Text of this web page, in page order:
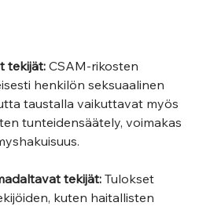
tekijät: CSAM-rikosten
henkilön seksuaalinen
taustalla vaikuttavat myös
tunteidensäätely, voimakas
tekijät: Tulokset
kuten haitallisten